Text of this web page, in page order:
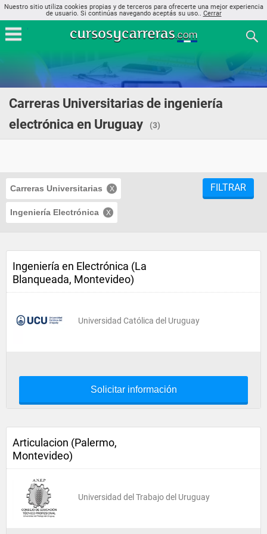
Nuestro sitio utiliza cookies propias y de terceros para ofrecerte una mejor experiencia
de usuario. Si continúas navegando aceptás su uso.. Cerrar
Carreras Universitarias de ingeniería
electrónica en Uruguay
(3)
Carreras Universitarias
Ingeniería Electrónica
FILTRAR
Ingeniería en Electrónica (La
Blanqueada, Montevideo)
Universidad Católica del Uruguay
Solicitar información
Articulacion (Palermo,
Montevideo)
Universidad del Trabajo del Uruguay